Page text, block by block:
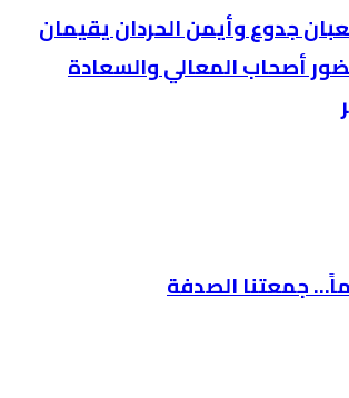
جدوع وأيمن الحردان يقيمان
أصحاب المعالي والسعادة